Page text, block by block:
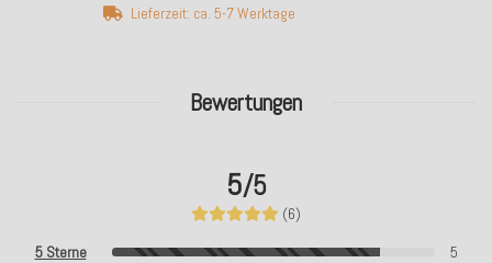
Bewertungen
5/5
(6)
5 Sterne
5
Lieferzeit: ca. 5-7 Werktage